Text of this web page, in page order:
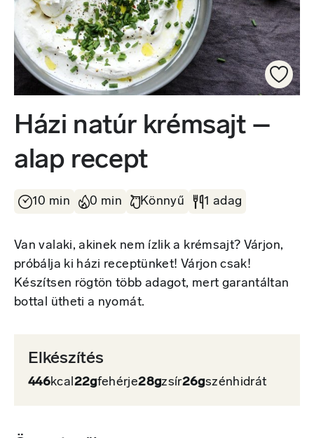
Házi natúr krémsajt –
alap recept
10 min 0 min Könnyű 1 adag
Van valaki, akinek nem ízlik a krémsajt? Várjon,
próbálja ki házi receptünket! Várjon csak!
Készítsen rögtön több adagot, mert garantáltan
bottal ütheti a nyomát.
Elkészítés
446kcal22gfehérje28gzsír26gszénhidrát